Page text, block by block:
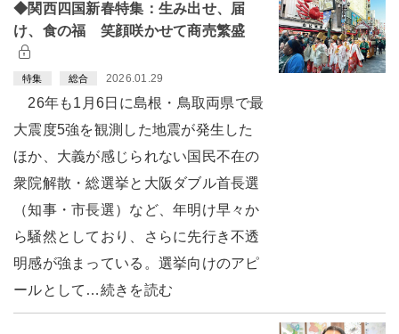
◆関西四国新春特集：生み出せ、届
け、食の福 笑顔咲かせて商売繁盛
特集 総合 2026.01.29
26年も1月6日に島根・鳥取両県で最
大震度5強を観測した地震が発生した
ほか、大義が感じられない国民不在の
衆院解散・総選挙と大阪ダブル首長選
（知事・市長選）など、年明け早々か
ら騒然としており、さらに先行き不透
明感が強まっている。選挙向けのアピ
ールとして…続きを読む